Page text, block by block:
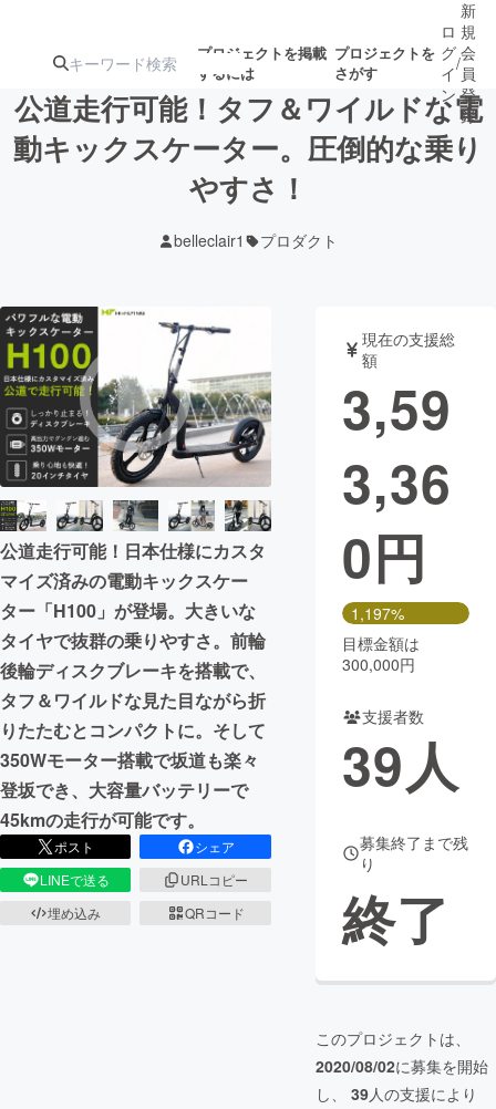
プロジェクトを掲載
するには
プロジェクトを
さがす
注目の新着プロ募集終了が近いプ
テクノロジー・ガジェット
映像・映画 書籍・雑誌
ビジネス・起業 チャレンジ
まちづくり・地域活性化
CAMPFIRE for Social Good
CAMPFIRE Creation
CAMPFIREふるさと納税machi-ya コミュニティ
ロ
グ
イ
ン
/
新
規
会
員
登
録
公道走行可能！タフ＆ワイルドな電
動キックスケーター。圧倒的な乗り
やすさ！
belleclair1 プロダクト
公道走行可能！日本仕様にカスタ
マイズ済みの電動キックスケー
ター「H100」が登場。大きいな
タイヤで抜群の乗りやすさ。前輪
後輪ディスクブレーキを搭載で、
タフ＆ワイルドな見た目ながら折
りたたむとコンパクトに。そして
350Wモーター搭載で坂道も楽々
登坂でき、大容量バッテリーで
45kmの走行が可能です。
ポスト
シェア
LINEで送る
URLコピー
埋め込み
QRコード
現在の支援総
額
3,59
3,36
0円
1,197%
目標金額は
300,000円
支援者数
39人
募集終了まで残
り
終了
このプロジェクトは、
2020/08/02に募集を開始
し、 39人の支援により